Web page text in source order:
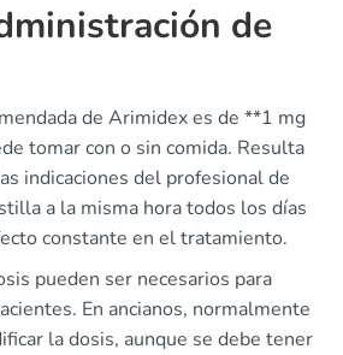
de
de Arimidex es de **1 mg
tomar con o sin comida. Resulta
indicaciones del profesional de
a la misma hora todos los días
constante en el tratamiento.
pueden ser necesarios para
En ancianos, normalmente
la dosis, aunque se debe tener